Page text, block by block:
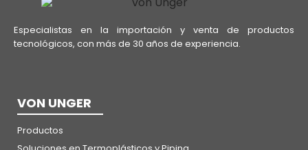
Especialistas en la importación y venta de productos
tecnológicos, con más de 30 años de experiencia.
VON UNGER
Productos